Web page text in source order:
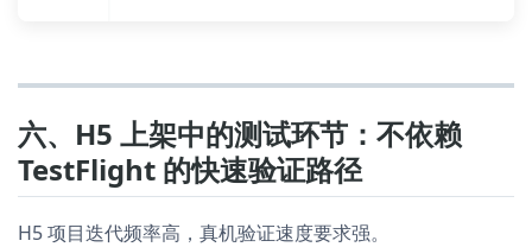
六、H5 上架中的测试环节：不依赖
TestFlight 的快速验证路径
H5 项目迭代频率高，真机验证速度要求强。